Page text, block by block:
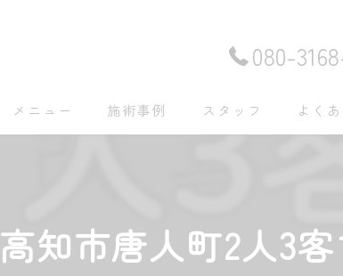
080-
メニュー 施術事例 スタッフ よく
高知市唐人町2人3